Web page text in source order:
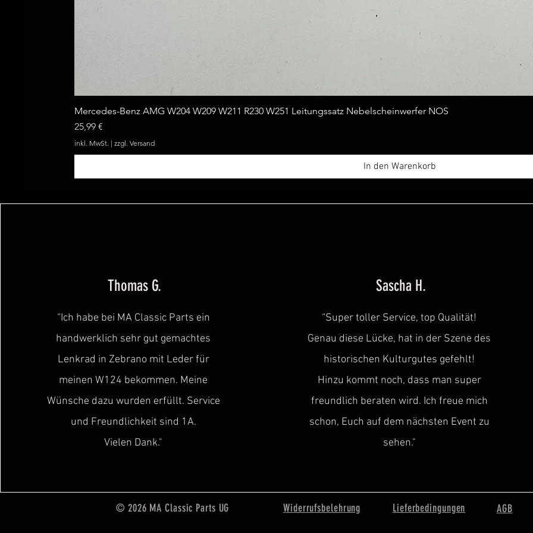
Schnellansicht
Mercedes-Benz AMG W204 W209 W211 R230 W251 Leitungssatz Nebelscheinwerfer NOS
Preis
25,99 €
inkl. MwSt. | zzgl. Versand
In den Warenkorb
Thomas G.
“Ich habe bei MA Classic Parts ein
handwerklich sehr gut gemachtes
Lenkrad in Zebrano mit Leder für
meinen W124 bekommen. Meine
Wünsche dazu wurden erfüllt. Service
und Freundlichkeit sind 1A.
Vielen Dank."
Sascha H.
“Super toller Service, top Qualität!
Genau diese Lücke, hat in der Szene des
historischen Kulturgutes gefehlt!
Hinzu kommt noch, dass man super
freundlich beraten wird. Ich freue mich
schon, Euch auf dem nächsten Event zu
sehen."
© 2026 MA Classic Parts UG Widerrufsbelehrung Lieferbedingungen AGB